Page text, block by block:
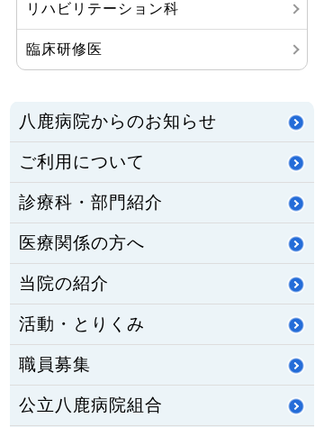
リハビリテーション科
臨床研修医
八鹿病院からのお知らせ
ご利用について
診療科・部門紹介
医療関係の方へ
当院の紹介
活動・とりくみ
職員募集
公立八鹿病院組合